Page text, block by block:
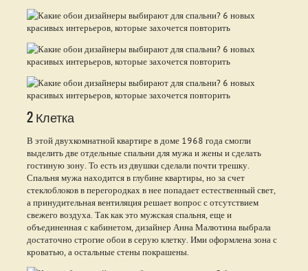
2 Клетка
В этой двухкомнатной квартире в доме 1968 года смогли
выделить две отдельные спальни для мужа и жены и сделать
гостиную зону. То есть из двушки сделали почти трешку.
Спальня мужа находится в глубине квартиры, но за счет
стеклоблоков в перегородках в нее попадает естественный свет,
а принудительная вентиляция решает вопрос с отсутствием
свежего воздуха. Так как это мужская спальня, еще и
объединенная с кабинетом, дизайнер Анна Малютина выбрала
достаточно строгие обои в серую клетку. Ими оформлена зона с
кроватью, а остальные стены покрашены.